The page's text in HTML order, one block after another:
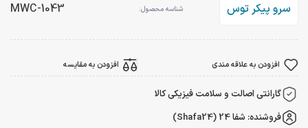
سرو پیکر توس شناسه محصول: MWC-1043
افزودن به علاقه مندی افزودن به مقایسه
گارانتی اصالت و سلامت فیزیکی کالا
فروشنده: شفا 24 (Shafa24)